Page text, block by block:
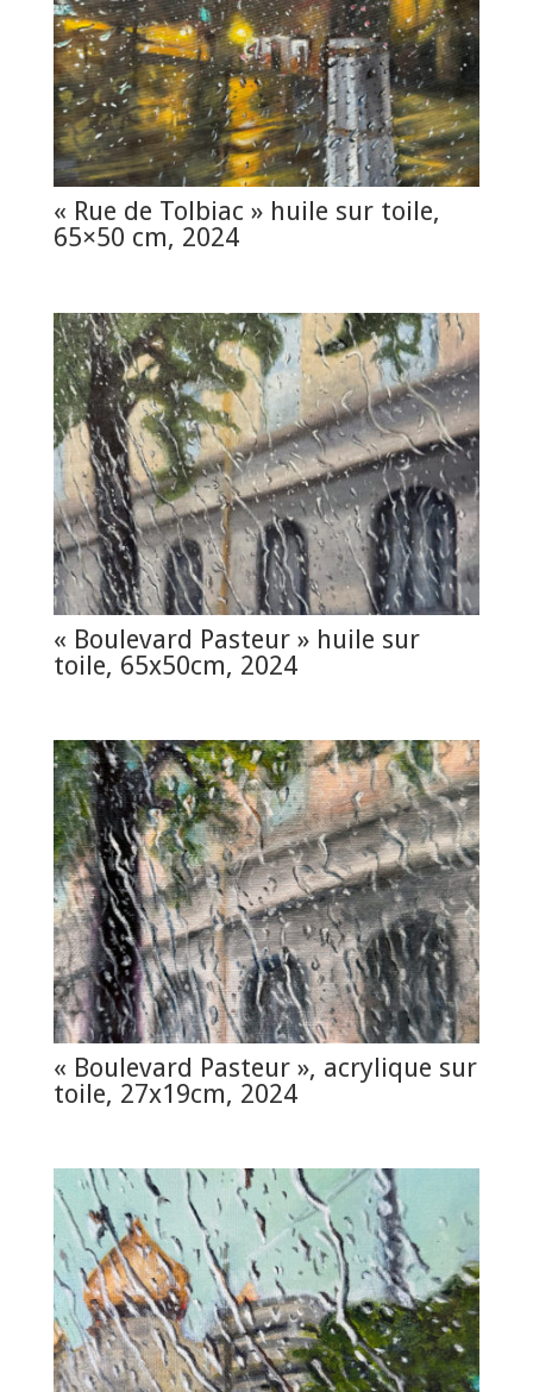
« Rue de Tolbiac » huile sur toile,
65×50 cm, 2024
« Boulevard Pasteur » huile sur
toile, 65x50cm, 2024
« Boulevard Pasteur », acrylique sur
toile, 27x19cm, 2024